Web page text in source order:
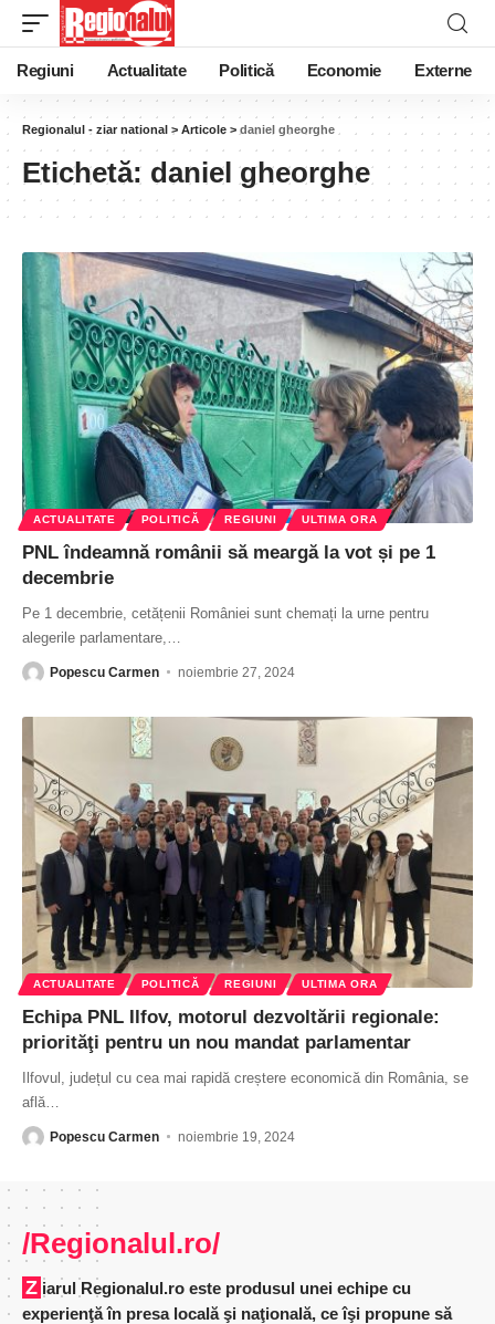
Regiuni Actualitate Politică Economie Externe
Regionalul - ziar national > Articole > daniel gheorghe
Etichetă: daniel gheorghe
ACTUALITATE POLITICĂ REGIUNI ULTIMA ORA
PNL îndeamnă românii să meargă la vot și pe 1
decembrie
Pe 1 decembrie, cetățenii României sunt chemați la urne pentru
alegerile parlamentare,
Popescu Carmen noiembrie 27, 2024
ACTUALITATE POLITICĂ REGIUNI ULTIMA ORA
Echipa PNL Ilfov, motorul dezvoltării regionale:
priorităţi pentru un nou mandat parlamentar
Ilfovul, județul cu cea mai rapidă creștere economică din România, se
află
Popescu Carmen noiembrie 19, 2024
/Regionalul.ro/
Ziarul Regionalul.ro este produsul unei echipe cu
experienţă în presa locală şi naţională, ce îşi propune să